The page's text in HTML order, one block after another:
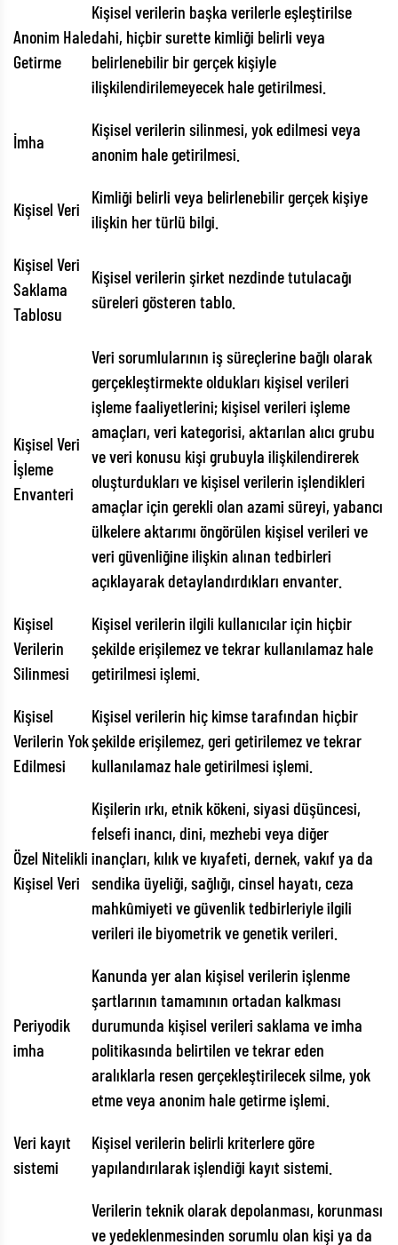
Anonim Hale
Getirme
Kişisel verilerin başka verilerle eşleştirilse
dahi, hiçbir surette kimliği belirli veya
belirlenebilir bir gerçek kişiyle
ilişkilendirilemeyecek hale getirilmesi.
İmha
Kişisel verilerin silinmesi, yok edilmesi veya
anonim hale getirilmesi.
Kişisel Veri
Kimliği belirli veya belirlenebilir gerçek kişiye
ilişkin her türlü bilgi.
Kişisel Veri
Saklama
Tablosu
Kişisel verilerin şirket nezdinde tutulacağı
süreleri gösteren tablo.
Kişisel Veri
İşleme
Envanteri
Veri sorumlularının iş süreçlerine bağlı olarak
gerçekleştirmekte oldukları kişisel verileri
işleme faaliyetlerini; kişisel verileri işleme
amaçları, veri kategorisi, aktarılan alıcı grubu
ve veri konusu kişi grubuyla ilişkilendirerek
oluşturdukları ve kişisel verilerin işlendikleri
amaçlar için gerekli olan azami süreyi, yabancı
ülkelere aktarımı öngörülen kişisel verileri ve
veri güvenliğine ilişkin alınan tedbirleri
açıklayarak detaylandırdıkları envanter.
Kişisel
Verilerin
Silinmesi
Kişisel verilerin ilgili kullanıcılar için hiçbir
şekilde erişilemez ve tekrar kullanılamaz hale
getirilmesi işlemi.
Kişisel
Verilerin Yok
Edilmesi
Kişisel verilerin hiç kimse tarafından hiçbir
şekilde erişilemez, geri getirilemez ve tekrar
kullanılamaz hale getirilmesi işlemi.
Özel Nitelikli
Kişisel Veri
Kişilerin ırkı, etnik kökeni, siyasi düşüncesi,
felsefi inancı, dini, mezhebi veya diğer
inançları, kılık ve kıyafeti, dernek, vakıf ya da
sendika üyeliği, sağlığı, cinsel hayatı, ceza
mahkûmiyeti ve güvenlik tedbirleriyle ilgili
verileri ile biyometrik ve genetik verileri.
Periyodik
imha
Kanunda yer alan kişisel verilerin işlenme
şartlarının tamamının ortadan kalkması
durumunda kişisel verileri saklama ve imha
politikasında belirtilen ve tekrar eden
aralıklarla resen gerçekleştirilecek silme, yok
etme veya anonim hale getirme işlemi.
Veri kayıt
sistemi
Kişisel verilerin belirli kriterlere göre
yapılandırılarak işlendiği kayıt sistemi.
Verilerin teknik olarak depolanması, korunması
ve yedeklenmesinden sorumlu olan kişi ya da